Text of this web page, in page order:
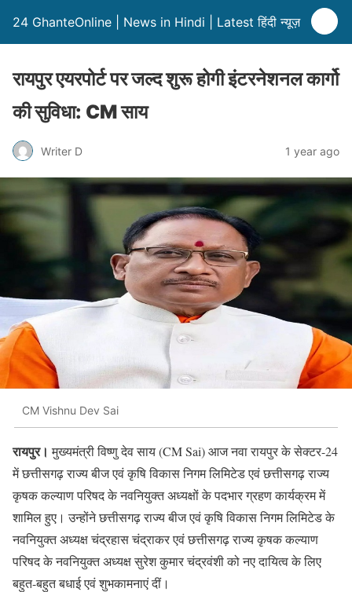
24 GhanteOnline | News in Hindi | Latest हिंदी न्यूज़
रायपुर एयरपोर्ट पर जल्द शुरू होगी इंटरनेशनल कार्गो
की सुविधा: CM साय
Writer D 1 year ago
CM Vishnu Dev Sai
रायपुर। मुख्यमंत्री विष्णु देव साय (CM Sai) आज नवा रायपुर के सेक्टर-24
में छत्तीसगढ़ राज्य बीज एवं कृषि विकास निगम लिमिटेड एवं छत्तीसगढ़ राज्य
कृषक कल्याण परिषद के नवनियुक्त अध्यक्षों के पदभार ग्रहण कार्यक्रम में
शामिल हुए। उन्होंने छत्तीसगढ़ राज्य बीज एवं कृषि विकास निगम लिमिटेड के
नवनियुक्त अध्यक्ष चंद्रहास चंद्राकर एवं छत्तीसगढ़ राज्य कृषक कल्याण
परिषद के नवनियुक्त अध्यक्ष सुरेश कुमार चंद्रवंशी को नए दायित्व के लिए
बहुत-बहुत बधाई एवं शुभकामनाएं दीं।